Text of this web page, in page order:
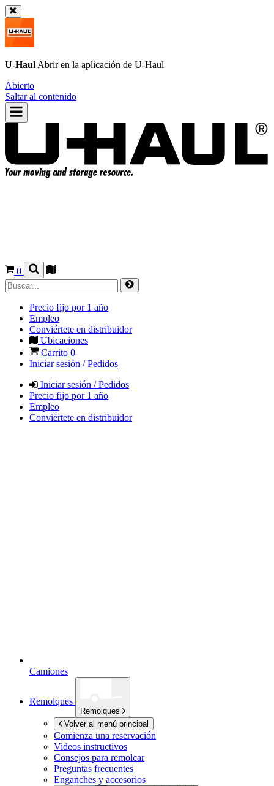
U-Haul Abrir en la aplicación de U-Haul
Abierto
Saltar al contenido
0
Precio fijo por 1 año
Empleo
Conviértete en distribuidor
Ubicaciones
Carrito 0
Iniciar sesión / Pedidos
Iniciar sesión / Pedidos
Precio fijo por 1 año
Empleo
Conviértete en distribuidor
Camiones
Remolques
Remolques
Volver al menú principal
Comienza una reservación
Videos instructivos
Consejos para remolcar
Preguntas frecuentes
Enganches y accesorios